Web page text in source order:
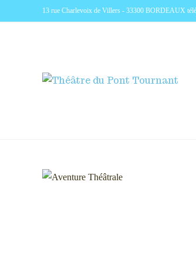
13 rue Charlevoix de Villers - 33300 BORDEAUX